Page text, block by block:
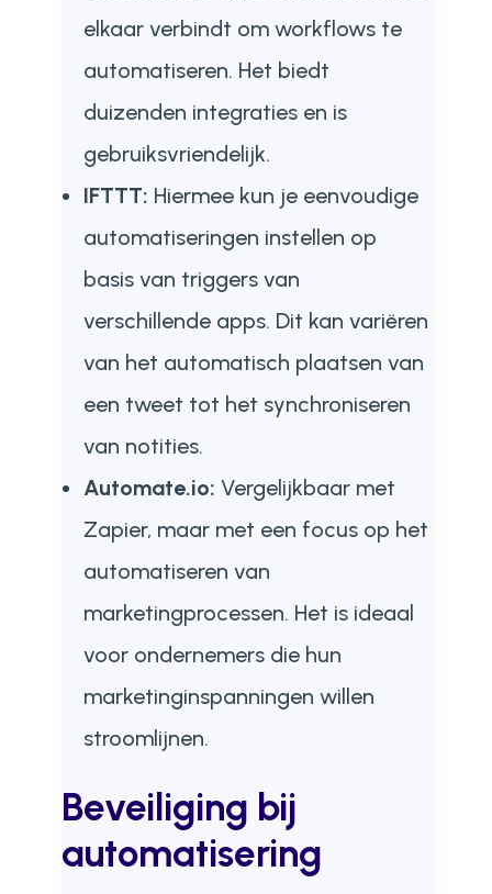
elkaar verbindt om workflows te
automatiseren. Het biedt
duizenden integraties en is
gebruiksvriendelijk.
IFTTT: Hiermee kun je eenvoudige
automatiseringen instellen op
basis van triggers van
verschillende apps. Dit kan variëren
van het automatisch plaatsen van
een tweet tot het synchroniseren
van notities.
Automate.io: Vergelijkbaar met
Zapier, maar met een focus op het
automatiseren van
marketingprocessen. Het is ideaal
voor ondernemers die hun
marketinginspanningen willen
stroomlijnen.
Beveiliging bij
automatisering